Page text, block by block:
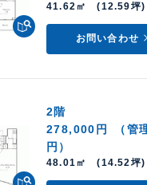
41.62㎡ (12.59坪)
お問い合わせ
2階
278,000円
（管
円）
48.01㎡ (14.52坪)